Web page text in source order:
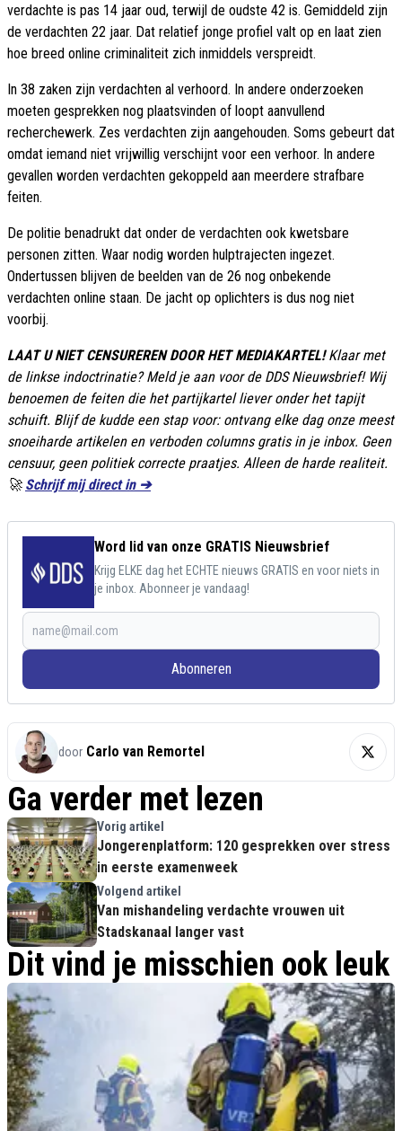
verdachte is pas 14 jaar oud, terwijl de oudste 42 is. Gemiddeld zijn
de verdachten 22 jaar. Dat relatief jonge profiel valt op en laat zien
hoe breed online criminaliteit zich inmiddels verspreidt.
In 38 zaken zijn verdachten al verhoord. In andere onderzoeken
moeten gesprekken nog plaatsvinden of loopt aanvullend
recherchewerk. Zes verdachten zijn aangehouden. Soms gebeurt dat
omdat iemand niet vrijwillig verschijnt voor een verhoor. In andere
gevallen worden verdachten gekoppeld aan meerdere strafbare
feiten.
De politie benadrukt dat onder de verdachten ook kwetsbare
personen zitten. Waar nodig worden hulptrajecten ingezet.
Ondertussen blijven de beelden van de 26 nog onbekende
verdachten online staan. De jacht op oplichters is dus nog niet
voorbij.
LAAT U NIET CENSUREREN DOOR HET MEDIAKARTEL! Klaar met
de linkse indoctrinatie? Meld je aan voor de DDS Nieuwsbrief! Wij
benoemen de feiten die het partijkartel liever onder het tapijt
schuift. Blijf de kudde een stap voor: ontvang elke dag onze meest
snoeiharde artikelen en verboden columns gratis in je inbox. Geen
censuur, geen politiek correcte praatjes. Alleen de harde realiteit.
🚀 Schrijf mij direct in ➔
Word lid van onze GRATIS Nieuwsbrief
Krijg ELKE dag het ECHTE nieuws GRATIS en voor niets in
je inbox. Abonneer je vandaag!
Abonneren
door Carlo van Remortel
Ga verder met lezen
Vorig artikel
Jongerenplatform: 120 gesprekken over stress
in eerste examenweek
Volgend artikel
Van mishandeling verdachte vrouwen uit
Stadskanaal langer vast
Dit vind je misschien ook leuk